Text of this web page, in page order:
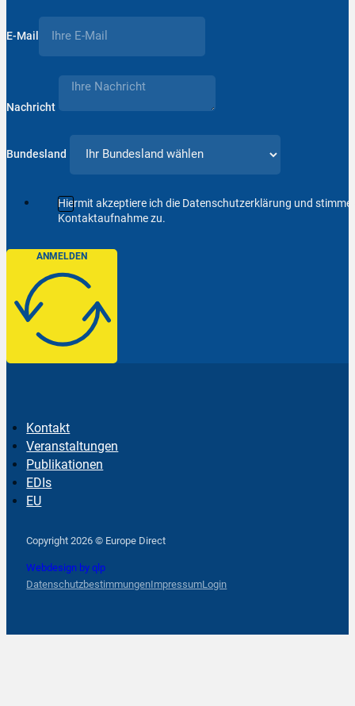
E-Mail
Nachricht
Bundesland
Hiermit akzeptiere ich die Datenschutzerklärung und
Kontaktaufnahme zu.
ANMELDEN
Kontakt
Veranstaltungen
Publikationen
EDIs
EU
Copyright 2026 © Europe Direct
Webdesign by qlp
DatenschutzbestimmungenImpressumLogin